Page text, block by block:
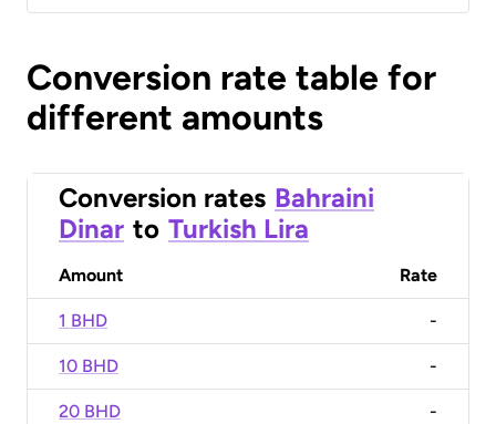
Conversion rate table for
different amounts
Conversion rates Bahraini
Dinar to Turkish Lira
Amount Rate
1 BHD -
10 BHD -
20 BHD -